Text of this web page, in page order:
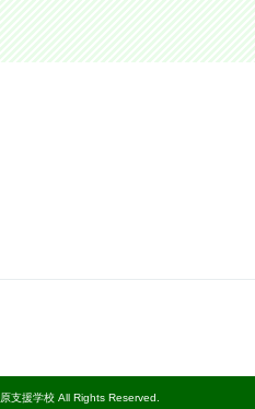
支援学校 All Rights Reserved.